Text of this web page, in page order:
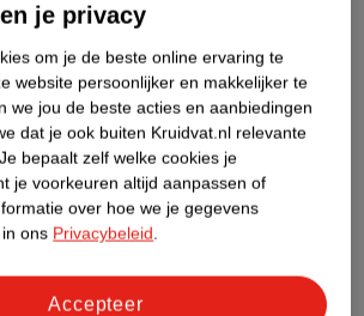
lagere impact
Alle Semi permanente haarverf
je privacy
om je de beste online ervaring te
website persoonlijker en makkelijker te
we jou de beste acties en aanbiedingen
dat je ook buiten Kruidvat.nl relevante
Je bepaalt zelf welke cookies je
je voorkeuren altijd aanpassen of
over hoe we je gegevens
ons Privacybeleid.
Accepteer